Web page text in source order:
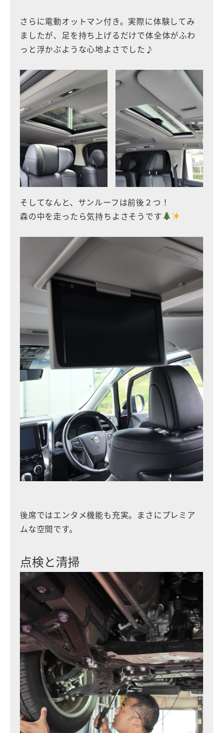
さらに電動オットマン付き。実際に体験してみ
ましたが、足を持ち上げるだけで体全体がふわ
っと浮かぶような心地よさでした♪
そしてなんと、サンルーフは前後２つ！
森の中を走ったら気持ちよさそうです
後席ではエンタメ機能も充実。まさにプレミア
ムな空間です。
点検と清掃